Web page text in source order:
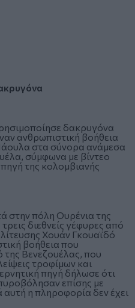
δακρυγόνα
ανθρωπιστική βοήθεια
στα σύνορα ανάμεσα
σύμφωνα με βίντεο
της κολομβιανής
στην πόλη Ουρένια της
διεθνείς γέφυρες από
Χουάν Γκουαϊδό
βοήθεια που
της Βενεζουέλας, που
τροφίμων και
πηγή δήλωσε ότι
επίσης με
η πληροφορία δεν έχει